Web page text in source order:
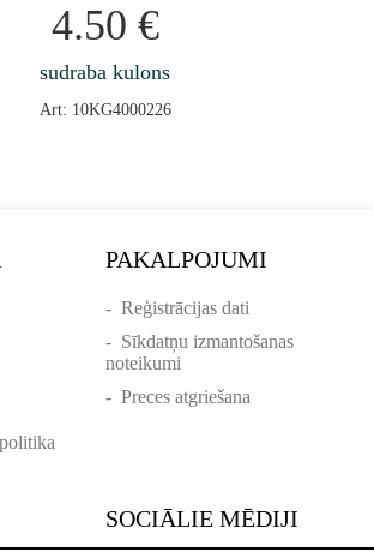
4.50 €
sudraba kulons
Art: 10KG4000226
PAKALPOJUMI
- Reģistrācijas dati
- Sīkdatņu izmantošanas
noteikumi
- Preces atgriešana
SOCIĀLIE MĒDIJI